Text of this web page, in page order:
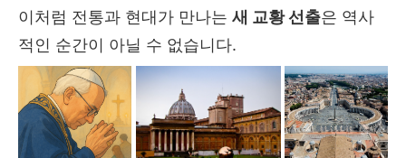
이처럼 전통과 현대가 만나는 새 교황 선출은 역사
적인 순간이 아닐 수 없습니다.